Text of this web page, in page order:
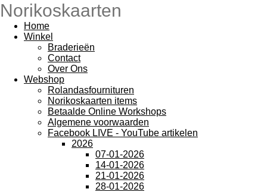
Norikoskaarten
Home
Winkel
Braderieën
Contact
Over Ons
Webshop
Rolandasfournituren
Norikoskaarten items
Betaalde Online Workshops
Algemene voorwaarden
Facebook LIVE - YouTube artikelen
2026
07-01-2026
14-01-2026
21-01-2026
28-01-2026